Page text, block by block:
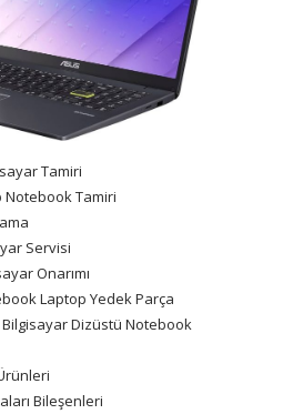
Tamiri
Tamiri
Servisi
Onarımı
Laptop Yedek Parça
Bilgisayar Dizüstü Notebook
Bileşenleri